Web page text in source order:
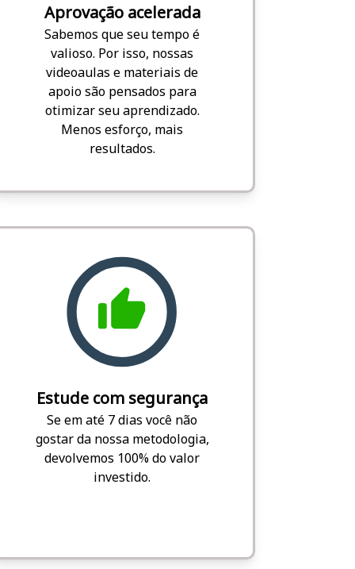
Aprovação acelerada
Sabemos que seu tempo é
valioso. Por isso, nossas
videoaulas e materiais de
apoio são pensados para
otimizar seu aprendizado.
Menos esforço, mais
resultados.
Estude com segurança
Se em até 7 dias você não
gostar da nossa metodologia,
devolvemos 100% do valor
investido.